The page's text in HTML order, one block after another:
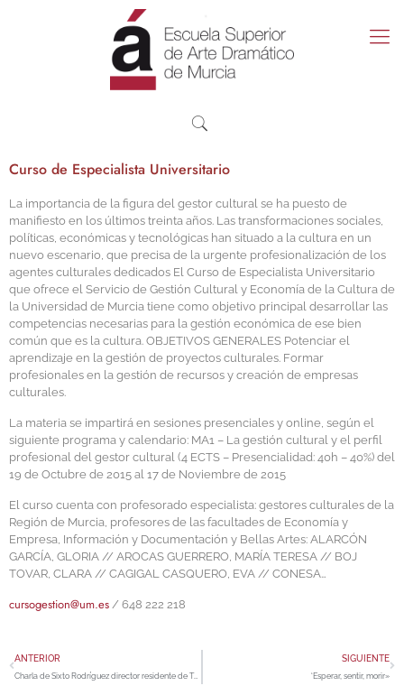
Curso de Especialista Universitario
La importancia de la figura del gestor cultural se ha puesto de
manifiesto en los últimos treinta años. Las transformaciones sociales,
políticas, económicas y tecnológicas han situado a la cultura en un
nuevo escenario, que precisa de la urgente profesionalización de los
agentes culturales dedicados El Curso de Especialista Universitario
que ofrece el Servicio de Gestión Cultural y Economía de la Cultura de
la Universidad de Murcia tiene como objetivo principal desarrollar las
competencias necesarias para la gestión económica de ese bien
común que es la cultura. OBJETIVOS GENERALES Potenciar el
aprendizaje en la gestión de proyectos culturales. Formar
profesionales en la gestión de recursos y creación de empresas
culturales.
La materia se impartirá en sesiones presenciales y online, según el
siguiente programa y calendario: MA1 – La gestión cultural y el perfil
profesional del gestor cultural (4 ECTS – Presencialidad: 40h – 40%) del
19 de Octubre de 2015 al 17 de Noviembre de 2015
El curso cuenta con profesorado especialista: gestores culturales de la
Región de Murcia, profesores de las facultades de Economía y
Empresa, Información y Documentación y Bellas Artes: ALARCÓN
GARCÍA, GLORIA // AROCAS GUERRERO, MARÍA TERESA // BOJ
TOVAR, CLARA // CAGIGAL CASQUERO, EVA // CONESA…
cursogestion@um.es / 648 222 218
ANTERIOR
Charla de Sixto Rodríguez director residente de The Hole 2
SIGUIENTE
‘Esperar, sentir, morir»